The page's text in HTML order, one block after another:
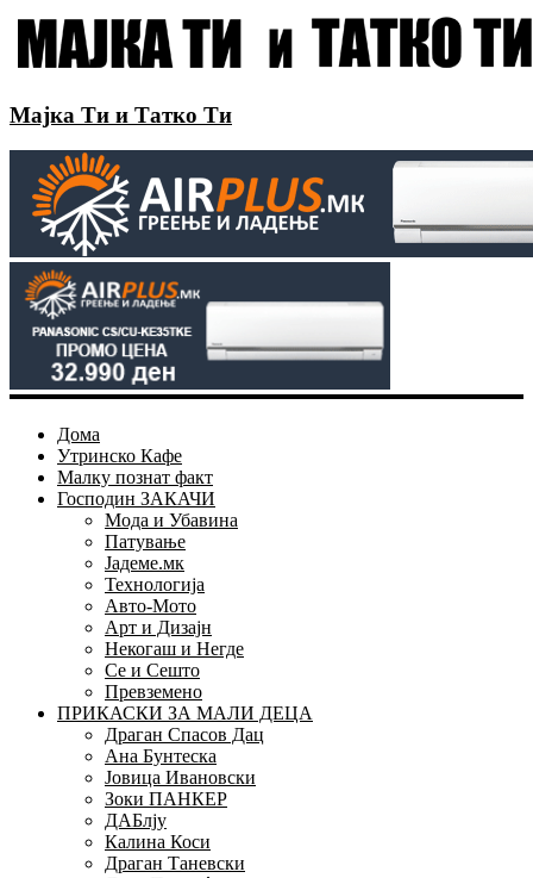
Мајка Ти и Татко Ти
Дома
Утринско Кафе
Малку познат факт
Господин ЗАКАЧИ
Мода и Убавина
Патување
Јадеме.мк
Технологија
Авто-Мото
Арт и Дизајн
Некогаш и Негде
Се и Сешто
Превземено
ПРИКАСКИ ЗА МАЛИ ДЕЦА
Драган Спасов Дац
Ана Бунтеска
Јовица Ивановски
Зоки ПАНКЕР
ДАБлју
Калина Коси
Драган Таневски